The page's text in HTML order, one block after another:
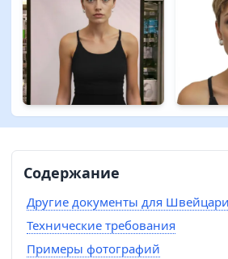
Содержание
Другие документы для
Технические требования
Примеры фотографий